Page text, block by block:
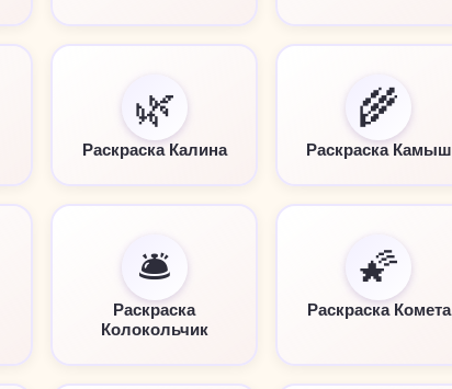
🌿
Раскраска Калина
🌾
Раскраска Камыш
🛎️
Раскраска
Колокольчик
🌠
Раскраска Комета